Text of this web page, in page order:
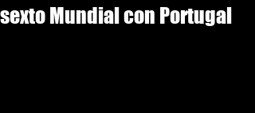
sexto Mundial con Portugal